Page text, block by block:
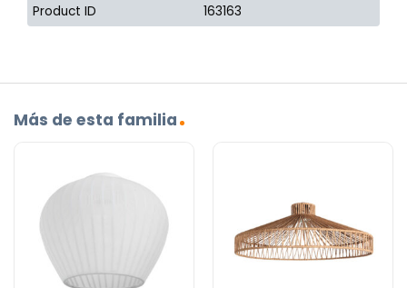
Product ID 163163
Más de esta familia